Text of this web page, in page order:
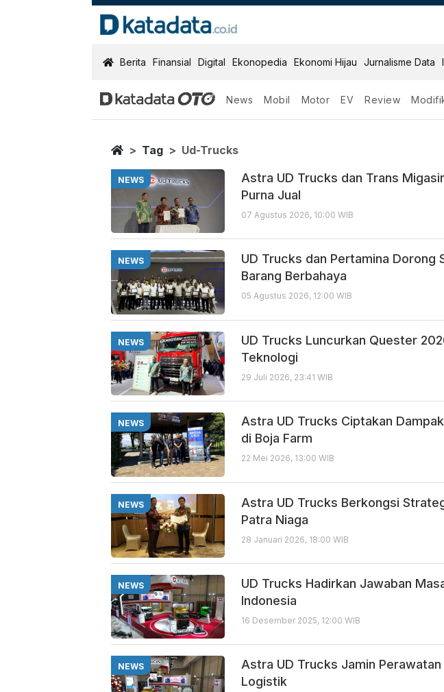
KatadataOTO
Berita Finansial Digital Ekonopedia Ekonomi Hijau Jurnalisme Data
News Mobil Motor EV Review
Ud Trucks
Berita Terbaru
Home
Tag Ud-Trucks
NEWS
Astra UD Trucks dan Trans
Purna Jual
07 Agustus 2026, 10:00 WIB
NEWS
UD Trucks dan Pertamina Dorong
Barang Berbahaya
05 Agustus 2026, 12:00 WIB
NEWS
UD Trucks Luncurkan Quester
Teknologi
29 Juli 2026, 23:41 WIB
NEWS
Astra UD Trucks Ciptakan
di Boja Farm
22 Mei 2026, 13:00 WIB
NEWS
Astra UD Trucks Berkongsi
Patra Niaga
28 Januari 2026, 18:00 WIB
NEWS
UD Trucks Hadirkan Jawaban
Indonesia
16 Desember 2025, 12:00 WIB
NEWS
Astra UD Trucks Jamin
Logistik